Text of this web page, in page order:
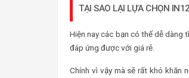
TẠI SAO LẠI LỰA CHỌN
Hiện nay các bạn có thể dễ dàng
đáp ứng được với giá rẻ.
Chính vì vậy mà sẽ rất khó khăn